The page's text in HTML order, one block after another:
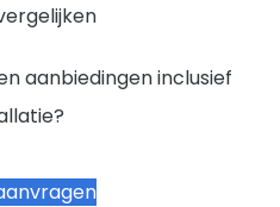
aanbiedingen inclusief